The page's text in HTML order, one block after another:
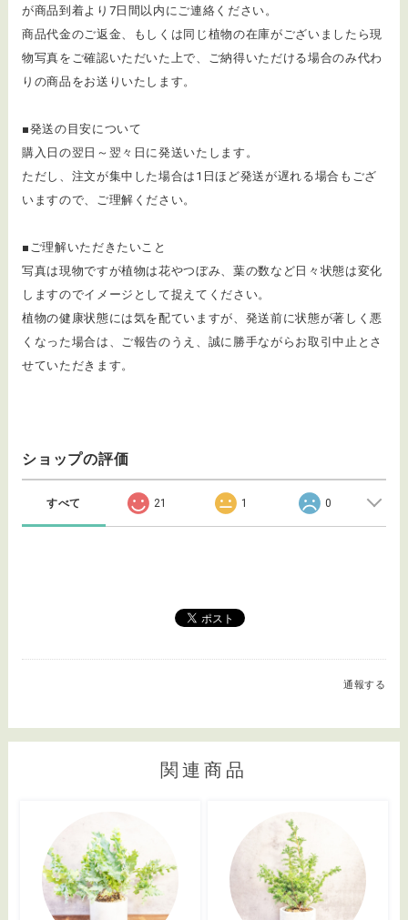
が商品到着より7日間以内にご連絡ください。
商品代金のご返金、もしくは同じ植物の在庫がございましたら現
物写真をご確認いただいた上で、ご納得いただける場合のみ代わ
りの商品をお送りいたします。
■発送の目安について
購入日の翌日～翌々日に発送いたします。
ただし、注文が集中した場合は1日ほど発送が遅れる場合もござ
いますので、ご理解ください。
■ご理解いただきたいこと
写真は現物ですが植物は花やつぼみ、葉の数など日々状態は変化
しますのでイメージとして捉えてください。
植物の健康状態には気を配ていますが、発送前に状態が著しく悪
くなった場合は、ご報告のうえ、誠に勝手ながらお取引中止とさ
せていただきます。
ショップの評価
すべて 21 1 0
通報する
関連商品